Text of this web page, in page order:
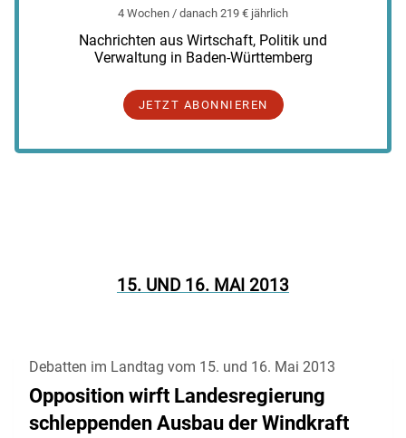
4 Wochen / danach 219 € jährlich
Nachrichten aus Wirtschaft, Politik und
Verwaltung in Baden-Württemberg
JETZT ABONNIEREN
15. UND 16. MAI 2013
Debatten im Landtag vom 15. und 16. Mai 2013
Opposition wirft Landesregierung
schleppenden Ausbau der Windkraft